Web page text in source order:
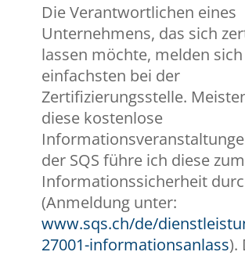
Die Verantwortlichen eines
Unternehmens, das sich
lassen möchte, melden
einfachsten bei der
Zertifizierungsstelle.
diese kostenlose
der SQS führe ich diese
Informationssicherheit
(Anmeldung unter:
www.sqs.ch/de/
27001-informationsanlass).